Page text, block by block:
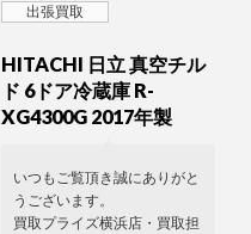
出張買取
HITACHI 日立 真空チル
ド 6ドア冷蔵庫 R-
XG4300G 2017年製
いつもご覧頂き誠にありがと
うございます。
買取プライズ横浜店・買取担